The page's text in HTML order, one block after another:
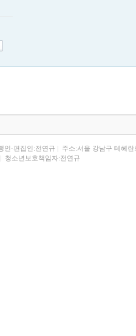
인·편집인:전연규
주소:서울 강남구 테헤란
청소년보호책임자:전연규